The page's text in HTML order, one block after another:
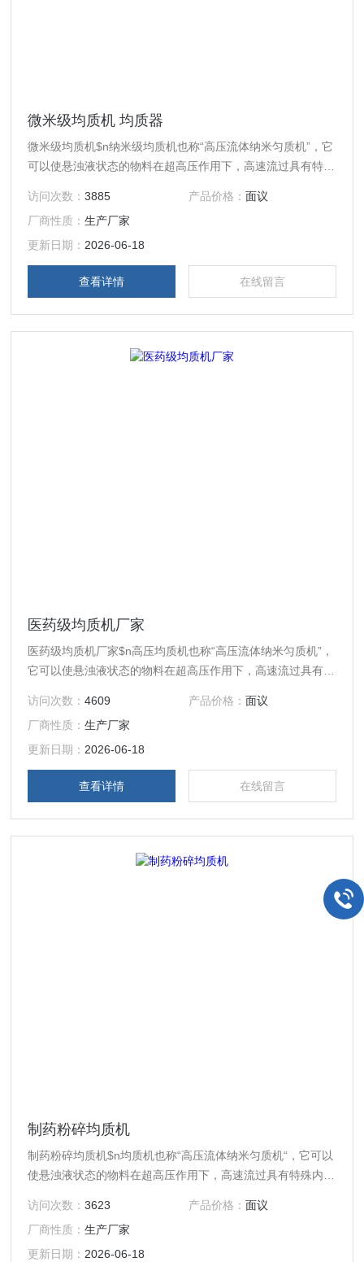
微米级均质机 均质器
微米级均质机$n纳米级均质机也称“高压流体纳米匀质机”，它
可以使悬浊液状态的物料在超高压作用下，高速流过具有特殊
构性质等一系列变化，终达到均质的效果。
访问次数：3885 产品价格： 面议
厂商性质：生产厂家
更新日期： 2026-06-18
查看详情 在线留言
医药级均质机厂家
医药级均质机厂家$n高压均质机也称“高压流体纳米匀质机”，
它可以使悬浊液状态的物料在超高压作用下，高速流过具有特
结构性质等一系列变化，终达到均质的效果。
访问次数：4609 产品价格： 面议
厂商性质：生产厂家
更新日期： 2026-06-18
查看详情 在线留言
制药粉碎均质机
制药粉碎均质机$n均质机也称“高压流体纳米匀质机“，它可以
使悬浊液状态的物料在超高压作用下，高速流过具有特殊内部
质等一系列变化，终达到均质的效果。
访问次数：3623 产品价格： 面议
厂商性质：生产厂家
更新日期： 2026-06-18